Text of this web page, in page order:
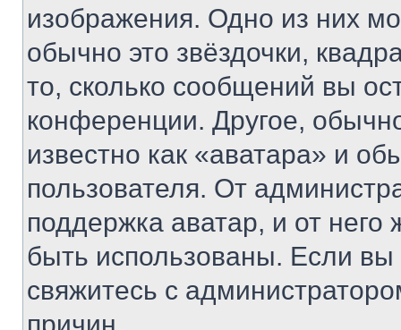
изображения. Одно из них
обычно это звёздочки,
то, сколько сообщений вы
конференции. Другое,
известно как «аватара» и
пользователя. От
поддержка аватар, и от него
быть использованы. Если
свяжитесь с